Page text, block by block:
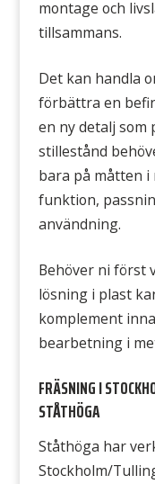
montage och
tillsammans.
Det kan handla
förbättra en
en ny detalj som
stillestånd
bara på måtten
funktion,
användning.
Behöver ni först
lösning i plast
komplement
bearbetning i
FRÄSNING I
STÅTHÖGA
Ståthöga har
Stockholm/